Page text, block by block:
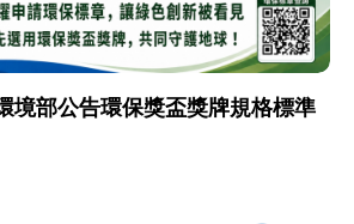
境部公告環保獎盃獎牌規格標準